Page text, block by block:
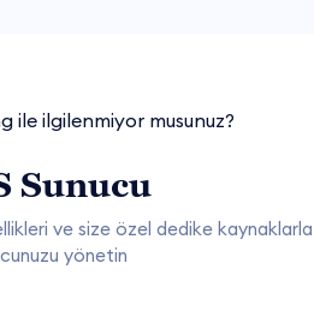
ile ilgilenmiyor musunuz?
Sunucu
ve size özel dedike kaynaklarla
yönetin